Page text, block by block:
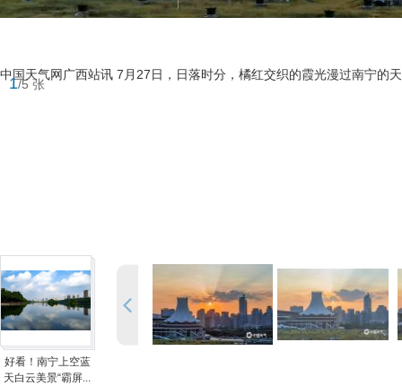
1/5 张
中国天气网广西站讯 7月27日，日落时分，橘红交织的霞光漫过南宁的
好看！南宁上空蓝
天白云美景“霸屏...